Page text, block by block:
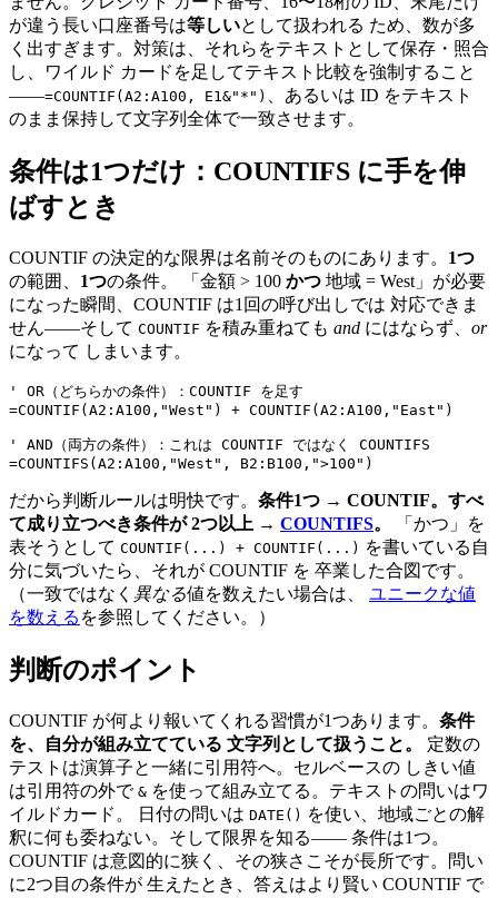
が違う長い口座番号は等しいとして扱われる ため、数が多
く出すぎます。対策は、それらをテキストとして保存・照合
し、ワイルド カードを足してテキスト比較を強制すること
——=COUNTIF(A2:A100, E1&"*") 、あるいは ID をテキスト
のまま保持して文字列全体で一致させます。
条件は1つだけ：COUNTIFS に手を伸
ばすとき
COUNTIF の決定的な限界は名前そのものにあります。 1つ
の範囲、 1つの条件。 「金額 > 100 かつ 地域 = West」が必要
になった瞬間、COUNTIF は1回の呼び出しでは 対応できま
せん——そして COUNTIF を積み重ねても and にはならず、 or
になって しまいます。
' OR（どちらかの条件）：COUNTIF を足す
=COUNTIF(A2:A100,"West") + COUNTIF(A2:A100,"East")
' AND（両方の条件）：これは COUNTIF ではなく COUNTIFS
だから判断ルールは明快です。 条件1つ → COUNTIF。すべ
て成り立つべき条件が 2つ以上 → COUNTIFS。
「かつ」を
表そうとして COUNTIF(...) + COUNTIF(...) を書いている自
分に気づいたら、それが COUNTIF を 卒業した合図です。
（一致ではなく 異なる値を数えたい場合は、 ユニークな値
を数える を参照してください。）
判断のポイント
COUNTIF が何より報いてくれる習慣が1つあります。 条件
を、自分が組み立てている 文字列として扱うこと。
定数の
テストは演算子と一緒に引用符へ。セルベースの しきい値
は引用符の外で & を使って組み立てる。テキストの問いはワ
イルドカード。 日付の問いは DATE() を使い、地域ごとの解
釈に何も委ねない。そして限界を知る—— 条件は1つ。
COUNTIF は意図的に狭く、その狭さこそが長所です。問い
に2つ目の条件が 生えたとき、答えはより賢い COUNTIF で